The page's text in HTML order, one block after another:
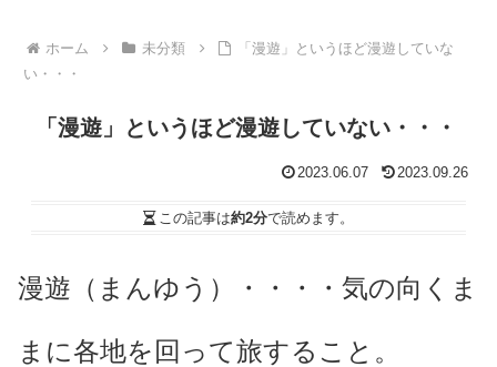
ホーム 未分類
「漫遊」というほど漫遊していな
い・・・
「漫遊」というほど漫遊していない・・・
2023.06.07 2023.09.26
この記事は約2分で読めます。
漫遊（まんゆう）・・・・気の向くま
まに各地を回って旅すること。